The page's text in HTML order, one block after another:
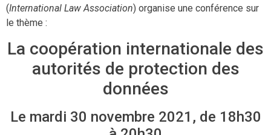
(International Law Association) organise une conférence sur
le thème :
La coopération internationale des
autorités de protection des
données
Le mardi 30 novembre 2021, de 18h30